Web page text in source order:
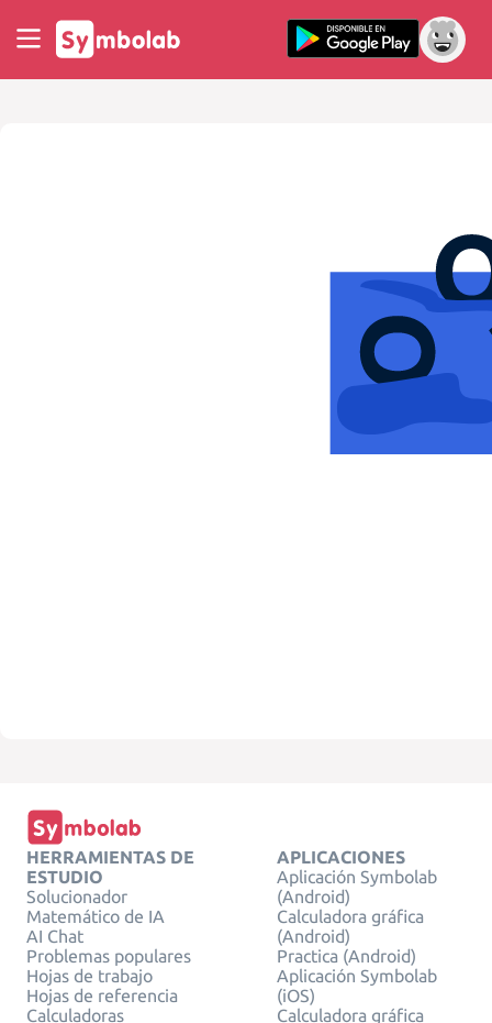
HERRAMIENTAS DE
ESTUDIO
Solucionador
Matemático de IA
AI Chat
Problemas populares
Hojas de trabajo
Hojas de referencia
Calculadoras
APLICACIONES
Aplicación Symbolab
(Android)
Calculadora gráfica
(Android)
Practica (Android)
Aplicación Symbolab
(iOS)
Calculadora gráfica